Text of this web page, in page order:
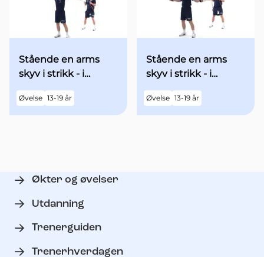
Stående en arms
skyv i strikk - i
utgangsstilling med
begge armene over
hodet
Øvelse 13-19 år
Stående en arms
skyv i strikk - i
utgangsstilling med
begge armene
"90grader" ut til
Øvelse 13-19 år
Økter og øvelser
Utdanning
Trenerguiden
Trenerhverdagen